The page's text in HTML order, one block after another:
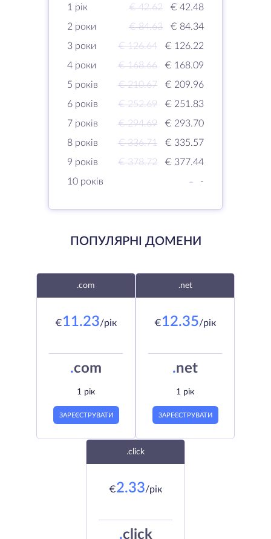
1 рік € 42.62
€ 42.48
2 роки
€ 84.63
€ 84.34
3 роки
€ 126.64
€ 126.22
4 роки
€ 168.66
€ 168.09
5 років
€ 210.67
€ 209.96
6 років
€ 252.69
€ 251.83
7 років
€ 294.69
€ 293.70
8 років
€ 336.71
€ 335.57
9 років
€ 378.72
€ 377.44
10 років
- -
ПОПУЛЯРНІ ДОМЕНИ
.com
€11.23/рік
.com
1 рік
ЗАРЕЄСТРУВАТИ
.net
€12.35/рік
.net
1 рік
ЗАРЕЄСТРУВАТИ
.click
€2.33/рік
.click